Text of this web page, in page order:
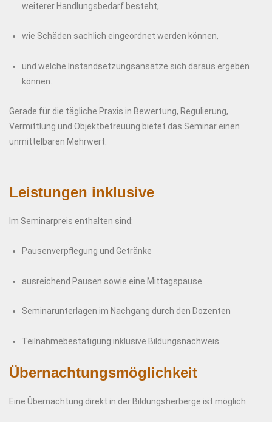
weiterer Handlungsbedarf besteht,
wie Schäden sachlich eingeordnet werden können,
und welche Instandsetzungsansätze sich daraus ergeben
können.
Gerade für die tägliche Praxis in Bewertung, Regulierung,
Vermittlung und Objektbetreuung bietet das Seminar einen
unmittelbaren Mehrwert.
Leistungen inklusive
Im Seminarpreis enthalten sind:
Pausenverpflegung und Getränke
ausreichend Pausen sowie eine Mittagspause
Seminarunterlagen im Nachgang durch den Dozenten
Teilnahmebestätigung inklusive Bildungsnachweis
Übernachtungsmöglichkeit
Eine Übernachtung direkt in der Bildungsherberge ist möglich.